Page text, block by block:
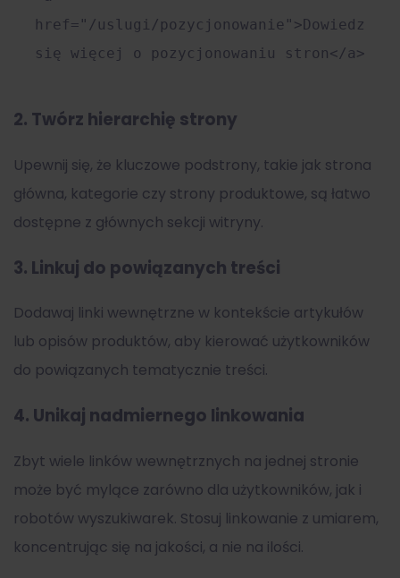
href= "/uslugi/pozycjonowanie" >Dowiedz
się więcej o pozycjonowaniu stron</a>
2. Twórz hierarchię strony
Upewnij się, że kluczowe podstrony, takie jak strona
główna, kategorie czy strony produktowe, są łatwo
dostępne z głównych sekcji witryny.
3. Linkuj do powiązanych treści
Dodawaj linki wewnętrzne w kontekście artykułów
lub opisów produktów, aby kierować użytkowników
do powiązanych tematycznie treści.
4. Unikaj nadmiernego linkowania
Zbyt wiele linków wewnętrznych na jednej stronie
może być mylące zarówno dla użytkowników, jak i
robotów wyszukiwarek. Stosuj linkowanie z umiarem,
koncentrując się na jakości, a nie na ilości.